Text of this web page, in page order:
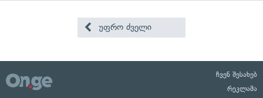
უფრო ძველი
ჩვენ შესახებ
რეკლამა